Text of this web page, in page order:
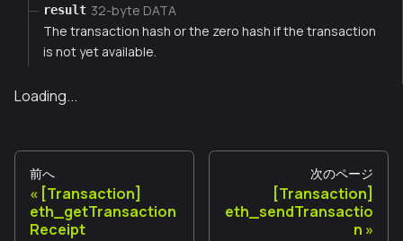
result 32-byte DATA
The transaction hash or the zero hash if the transaction
is not yet available.
Loading...
前へ
[Transaction]
eth_getTransaction
Receipt
次のページ
[Transaction]
eth_sendTransactio
n